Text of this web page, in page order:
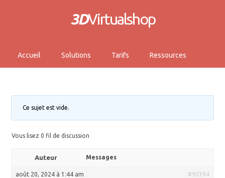
3DVirtualshop
Accueil Solutions Tarifs Ressources
Ce sujet est vide.
Vous lisez 0 fil de discussion
Auteur Messages
août 20, 2024 à 1:44 am #90394